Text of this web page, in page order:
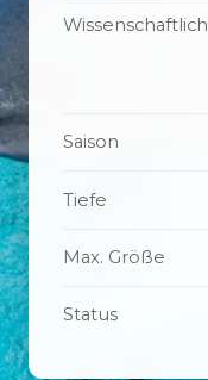
Wissenschaftlich
Saison
Tiefe
Max. Größe
Status